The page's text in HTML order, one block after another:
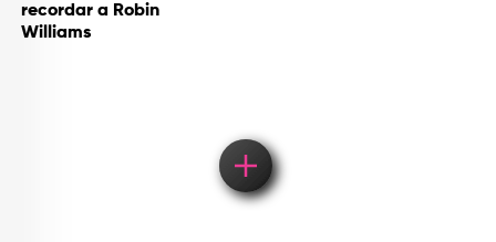
recordar a Robin
Williams